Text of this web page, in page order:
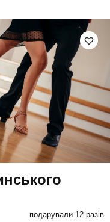
подарували 12 разів